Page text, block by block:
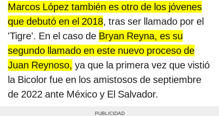
Marcos López también es otro de los jóvenes
que debutó en el 2018, tras ser llamado por el
'Tigre'. En el caso de Bryan Reyna, es su
segundo llamado en este nuevo proceso de
Juan Reynoso, ya que la primera vez que vistió
la Bicolor fue en los amistosos de septiembre
de 2022 ante México y El Salvador.